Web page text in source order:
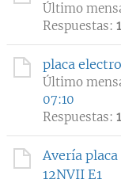
Último
Respuestas: 1
placa
Último
07:10
Respuestas: 1
Avería
12NVII E1